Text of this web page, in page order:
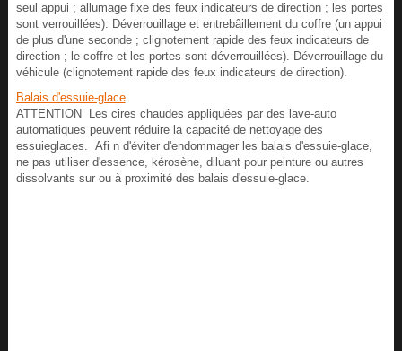
seul appui ; allumage fixe des feux indicateurs de direction ; les portes
sont verrouillées). Déverrouillage et entrebâillement du coffre (un appui
de plus d'une seconde ; clignotement rapide des feux indicateurs de
direction ; le coffre et les portes sont déverrouillées). Déverrouillage du
véhicule (clignotement rapide des feux indicateurs de direction).
Balais d'essuie-glace
ATTENTION Les cires chaudes appliquées par des lave-auto
automatiques peuvent réduire la capacité de nettoyage des
essuieglaces. Afi n d'éviter d'endommager les balais d'essuie-glace,
ne pas utiliser d'essence, kérosène, diluant pour peinture ou autres
dissolvants sur ou à proximité des balais d'essuie-glace.